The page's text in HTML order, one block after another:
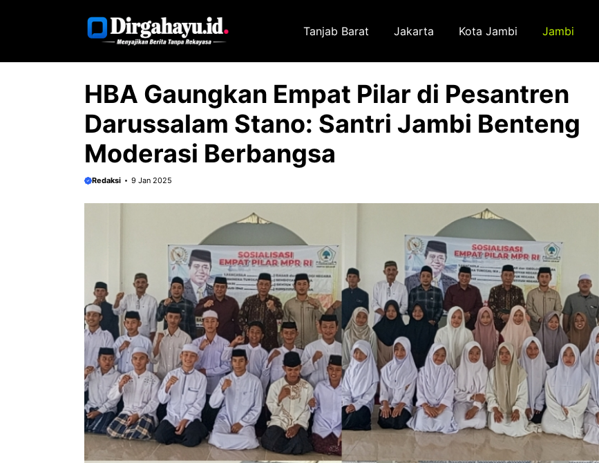
Tanjab Barat Jakarta Kota Jambi Jambi
HBA Gaungkan Empat Pilar di Pesantren
Darussalam Stano: Santri Jambi Benteng
Moderasi Berbangsa
Redaksi 9 Jan 2025